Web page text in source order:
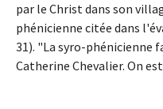
par le Christ dans son
phénicienne citée dans
31). "La syro-phénicienne
Catherine Chevalier. On